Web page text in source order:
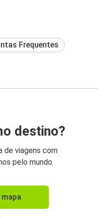
Frequentes
destino?
de viagens com
pelo mundo.